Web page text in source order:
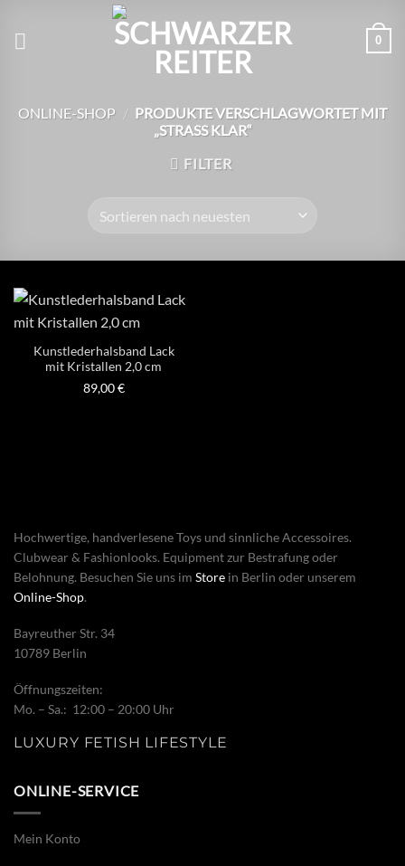
Inhalt
0
ONLINE-SHOP / PRODUKTE VERSCHLAGWORTET MIT
„STRASS KLAR“
FILTER
Kunstlederhalsband Lack
mit Kristallen 2,0 cm
89,00€
Hochwertige, handverlesene Toys und sinnliche Accessoires.
Clubwear & Fashionlooks. Equipment zur Bestrafung oder
Belohnung. Besuchen Sie uns im Store in Berlin oder unserem
Online-Shop.
Bayreuther Str. 34
10789 Berlin
Öffnungszeiten:
Mo. – Sa.: 12:00 – 20:00 Uhr
LUXURY FETISH LIFESTYLE
ONLINE-SERVICE
Mein Konto